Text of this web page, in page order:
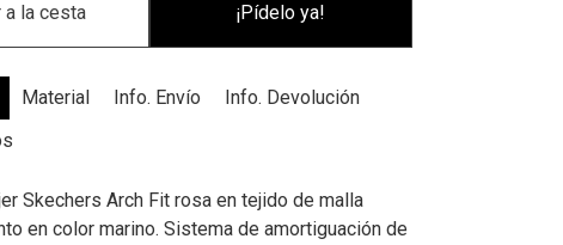
¡Pídelo ya!
Material Info. Envío
Info. Devolución
Skechers Arch Fit rosa en tejido de malla
en color marino. Sistema de amortiguación de